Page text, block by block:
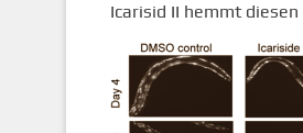
Icarisid II hemmt